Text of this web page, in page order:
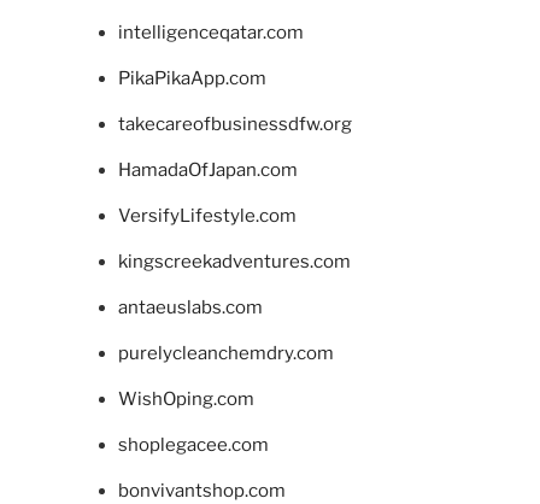
intelligenceqatar.com
PikaPikaApp.com
takecareofbusinessdfw.org
HamadaOfJapan.com
VersifyLifestyle.com
kingscreekadventures.com
antaeuslabs.com
purelycleanchemdry.com
WishOping.com
shoplegacee.com
bonvivantshop.com